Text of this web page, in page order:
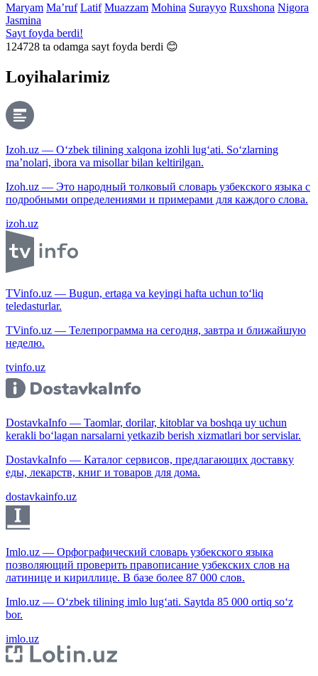
Maryam Ma’ruf Latif Muazzam Mohina Surayyo Ruxshona Nigora
Jasmina
Sayt foyda berdi!
124728 ta odamga sayt foyda berdi 😊
Loyihalarimiz
Izoh.uz — O‘zbek tilining xalqona izohli lug‘ati. So‘zlarning
ma’nolari, ibora va misollar bilan keltirilgan.
Izoh.uz — Это народный толковый словарь узбекского языка с
подробными определениями и примерами для каждого слова.
izoh.uz
TVinfo.uz — Bugun, ertaga va keyingi hafta uchun to‘liq
teledasturlar.
TVinfo.uz — Телепрограмма на сегодня, завтра и ближайшую
неделю.
tvinfo.uz
DostavkaInfo — Taomlar, dorilar, kitoblar va boshqa uy uchun
kerakli bo‘lagan narsalarni yetkazib berish xizmatlari bor servislar.
DostavkaInfo — Каталог сервисов, предлагающих доставку
еды, лекарств, книг и товаров для дома.
dostavkainfo.uz
Imlo.uz — Орфографический словарь узбекского языка
позволяющий проверить правописание узбекских слов на
латинице и кириллице. В базе более 87 000 слов.
Imlo.uz — O‘zbek tilining imlo lug‘ati. Saytda 85 000 ortiq so‘z
bor.
imlo.uz